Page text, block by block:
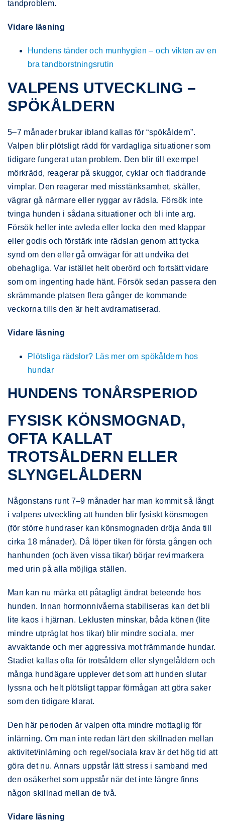
tandproblem.
Vidare läsning
Hundens tänder och munhygien – och vikten av en
bra tandborstningsrutin
VALPENS UTVECKLING –
SPÖKÅLDERN
5–7 månader brukar ibland kallas för “spökåldern”.
Valpen blir plötsligt rädd för vardagliga situationer som
tidigare fungerat utan problem. Den blir till exempel
mörkrädd, reagerar på skuggor, cyklar och fladdrande
vimplar. Den reagerar med misstänksamhet, skäller,
vägrar gå närmare eller ryggar av rädsla. Försök inte
tvinga hunden i sådana situationer och bli inte arg.
Försök heller inte avleda eller locka den med klappar
eller godis och förstärk inte rädslan genom att tycka
synd om den eller gå omvägar för att undvika det
obehagliga. Var istället helt oberörd och fortsätt vidare
som om ingenting hade hänt. Försök sedan passera den
skrämmande platsen flera gånger de kommande
veckorna tills den är helt avdramatiserad.
Vidare läsning
Plötsliga rädslor? Läs mer om spökåldern hos
hundar
HUNDENS TONÅRSPERIOD
FYSISK KÖNSMOGNAD,
OFTA KALLAT
TROTSÅLDERN ELLER
SLYNGELÅLDERN
Någonstans runt 7–9 månader har man kommit så långt
i valpens utveckling att hunden blir fysiskt könsmogen
(för större hundraser kan könsmognaden dröja ända till
cirka 18 månader). Då löper tiken för första gången och
hanhunden (och även vissa tikar) börjar revirmarkera
med urin på alla möjliga ställen.
Man kan nu märka ett påtagligt ändrat beteende hos
hunden. Innan hormonnivåerna stabiliseras kan det bli
lite kaos i hjärnan. Leklusten minskar, båda könen (lite
mindre utpräglat hos tikar) blir mindre sociala, mer
avvaktande och mer aggressiva mot främmande hundar.
Stadiet kallas ofta för trotsåldern eller slyngelåldern och
många hundägare upplever det som att hunden slutar
lyssna och helt plötsligt tappar förmågan att göra saker
som den tidigare klarat.
Den här perioden är valpen ofta mindre mottaglig för
inlärning. Om man inte redan lärt den skillnaden mellan
aktivitet/inlärning och regel/sociala krav är det hög tid att
göra det nu. Annars uppstår lätt stress i samband med
den osäkerhet som uppstår när det inte längre finns
någon skillnad mellan de två.
Vidare läsning